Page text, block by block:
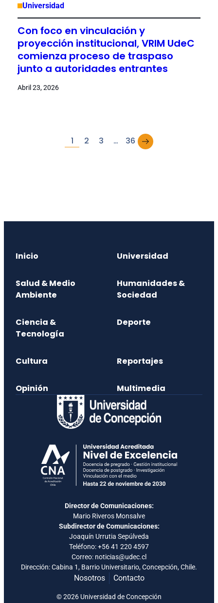
Universidad
Con foco en vinculación y
proyección institucional, VRIM UdeC
comienza proceso de traspaso
junto a autoridades entrantes
Abril 23, 2026
1 2 3 … 36 →
Inicio Universidad
Salud & Medio
Ambiente
Humanidades &
Sociedad
Ciencia &
Tecnología
Deporte
Cultura Reportajes
Opinión Multimedia
Director de Comunicaciones:
Mario Riveros Monsalve
Subdirector de Comunicaciones:
Joaquín Urrutia Sepúlveda
Teléfono:+56 41 220 4597
Correo: noticias@udec.cl
Dirección: Cabina 1, Barrio Universitario, Concepción, Chile.
Nosotros Contacto
© 2026 Universidad de Concepción